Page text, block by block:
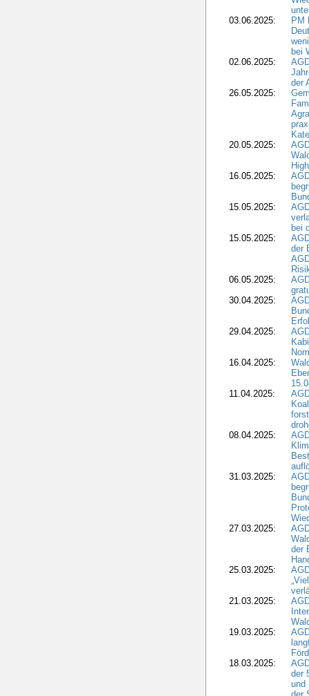
03.06.2025:
PM
bei
02.06.2025:
der
26.05.2025:
20.05.2025:
16.05.2025:
15.05.2025:
bei
15.05.2025:
der
06.05.2025:
30.04.2025:
29.04.2025:
16.04.2025:
11.04.2025:
08.04.2025:
31.03.2025:
27.03.2025:
der
25.03.2025:
21.03.2025:
19.03.2025:
18.03.2025:
der
und